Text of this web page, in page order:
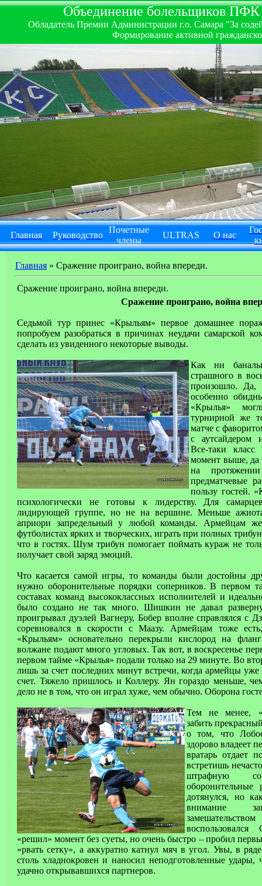
Объединение болельщиков
Обладатель Премии Администрации г.о. Самара "За
Формирование активной
Главная Руководство
Почетные
члены
ULTRAS О нас
Главная » Сражение проиграно, война впереди.
Сражение проиграно, война впереди.
Сражение проиграно, война
Седьмой тур принес «Крыльям» первое домашнее
попробуем разобраться в причинах неудачи самарской
сделать из увиденного некоторые выводы.
Как ни
страшного в
произошло. Да,
особенно
«Крылья»
турнирной же
матче с
с аутсайдером
Все-таки
момент выше, да
на
предматчевые
пользу гостей.
психологически не готовы к лидерству. Для
лидирующей группе, но не на вершине. Меньше
априори запредельный у любой команды. Армейцам
футболистах ярких и творческих, играть при полных
что в гостях. Шум трибун помогает поймать кураж не
получает свой заряд эмоций.
Что касается самой игры, то команды были достойны
нужно оборонительные порядки соперников. В первом
составах команд высококлассных исполнителей и
было создано не так много. Шишкин не давал
проигрывал дуэлей Вагнеру, Бобер вполне справлялся с
соревновался в скорости с Маазу. Армейцам тоже
«Крыльям» основательно перекрыли кислород на
волжане подают много угловых. Так вот, в воскресенье
первом тайме «Крылья» подали только на 29 минуте. Во
лишь за счет последних минут встречи, когда армейцы
счет. Тяжело пришлось и Коллеру. Ян гораздо меньше,
дело не в том, что он играл хуже, чем обычно. Оборона
Тем не менее,
забить
о том, что
здорово владеет
вратарь отдает
встретишь
штрафную
дотянулся, но
внимание
«решил» момент без суеты, но очень быстро – пробил
«рвать сетку», а аккуратно катнул мяч в угол. Увы, в
столь хладнокровен и наносил неподготовленные
удачно открывавшихся партнеров.